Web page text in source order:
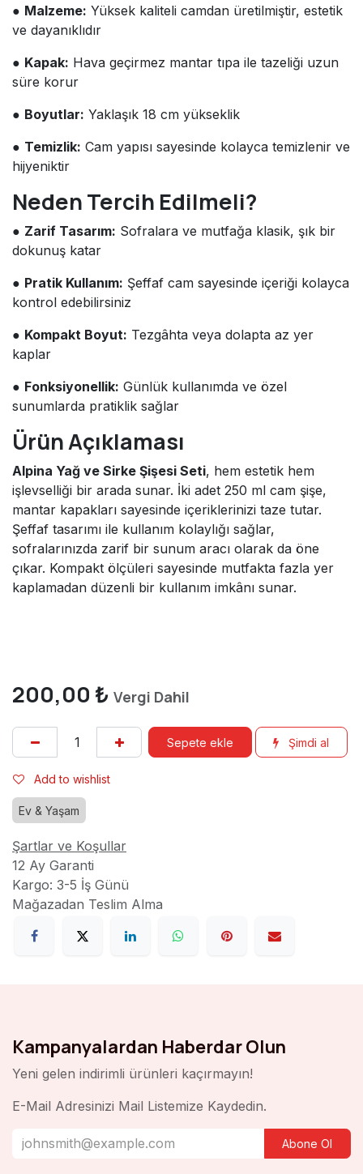
● Malzeme: Yüksek kaliteli camdan üretilmiştir, estetik
ve dayanıklıdır
● Kapak: Hava geçirmez mantar tıpa ile tazeliği uzun
süre korur
● Boyutlar: Yaklaşık 18 cm yükseklik
● Temizlik: Cam yapısı sayesinde kolayca temizlenir ve
hijyeniktir
Neden Tercih Edilmeli?
● Zarif Tasarım: Sofralara ve mutfağa klasik, şık bir
dokunuş katar
● Pratik Kullanım: Şeffaf cam sayesinde içeriği kolayca
kontrol edebilirsiniz
● Kompakt Boyut: Tezgâhta veya dolapta az yer
kaplar
● Fonksiyonellik: Günlük kullanımda ve özel
sunumlarda pratiklik sağlar
Ürün Açıklaması
Alpina Yağ ve Sirke Şişesi Seti, hem estetik hem
işlevselliği bir arada sunar. İki adet 250 ml cam şişe,
mantar kapakları sayesinde içeriklerinizi taze tutar.
Şeffaf tasarımı ile kullanım kolaylığı sağlar,
sofralarınızda zarif bir sunum aracı olarak da öne
çıkar. Kompakt ölçüleri sayesinde mutfakta fazla yer
kaplamadan düzenli bir kullanım imkânı sunar.
200,00 ₺ Vergi Dahil
Sepete ekle Şimdi al
Add to wishlist
Ev & Yaşam
Şartlar ve Koşullar
12 Ay Garanti
Kargo: 3-5 İş Günü
Mağazadan Teslim Alma
Kampanyalardan Haberdar Olun
Yeni gelen indirimli ürünleri kaçırmayın!
E-Mail Adresinizi Mail Listemize Kaydedin.
Abone Ol